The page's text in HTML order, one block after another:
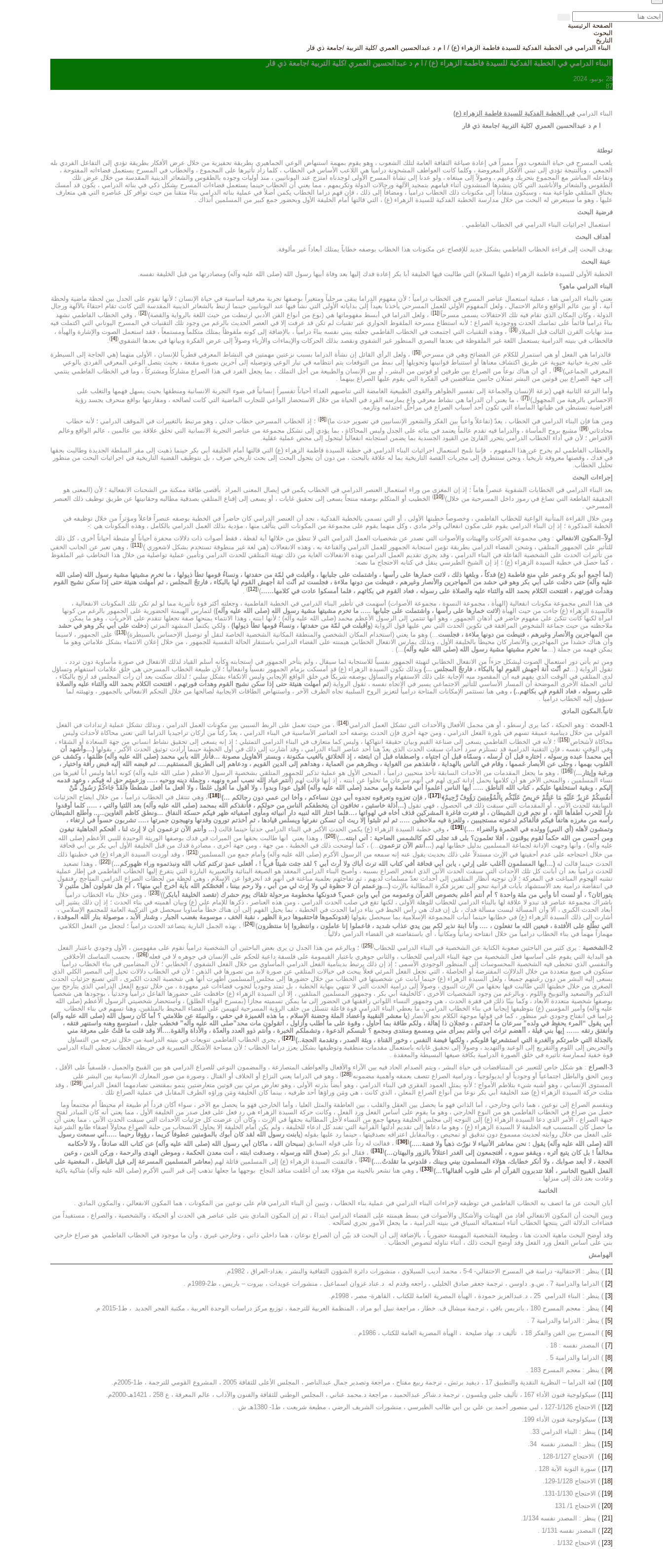
الصفحة الرئيسية
البحوث
التاريخ
البناء الدرامي في الخطبة الفدكية للسيدة فاطمة الزهراء (ع) / ا م د عبدالحسين العمري /كلية التربية /جامعة ذي قار
البناء الدرامي في الخطبة الفدكية للسيدة فاطمة الزهراء (ع) / ا م د عبدالحسين العمري /كلية التربية /جامعة ذي قار
28 يونيو، 2024
87
البناء الدرامي في الخطبة الفدكية للسيدة فاطمة الزهراء (ع)
ا م د عبدالحسين العمري /كلية التربية /جامعة ذي قار
توطئة
يلعب المسرح في حياة الشعوب دوراً مميزاً في إعادة صياغة الثقافة العامة لتلك الشعوب ، وهو يقوم بمهمة استنهاض الوعي الجماهيري بطريقة تحفيزية من خلال عرض الأفكار بطريقة تؤدي إلى التفاعل الفردي بله
الجمعي ، وبالنتيجة تؤدي إلى تبني الأفكار المعروضة ، وكلما كانت العواطف المشحونة درامياً هي اللاعب الأساس في الخطاب ، كلما زاد تأثيرها على المجموع ، والخطاب في المسرح يستعمل فضاءاته المفتوحة ،
وتفاعله المباشر مع المجموع بتحريك وعيهم ، وصولاً إلى مبتغاه ، ولو عدنا إلى نشأة المسرح الأولى لوجدناه امتزج عند اليونانيين ، منذ أوليات وجوده بالطقوس والشعائر الدينية المقدسة من خلال عرض تلك
الطقوس والشعائر والأناشيد التي كان ينشدها المنشدون أثناء قيامهم بتمجيد الآلهة ورجالات الدولة وتكريمهم ، مما يعني أن الخطاب حينما يستعمل فضاءات المسرح بشكل ذكي في بنائه الدرامي ، يكون قد أمسك
بخناق المتلقي طواعية منه ، وسيكون منقاداً إلى مكنونات ذلك الخطاب درامياً ، ومضافاً إلى ذلك ، فإن فهم دراما الخطاب يكمن أصلاً في عملية بنائه الدرامي بناءً متقناً من حيث توافر كل عناصره التي هي متعارف
عليها ، وهو ما سيتعرض له البحث من خلال مدارسة الخطبة الفدكية للسيدة الزهراء (ع) ، التي قالتها أمام الخليفة الأول وبحضور جمع كبير من المسلمين آنذاك .
فرضية البحث
استعمال اجرائيات البناء الدرامي في الخطاب الفاطمي .
أهداف البحث
يهدف البحث إلى قراءة الخطاب الفاطمي بشكل جديد للإفصاح عن مكنونات هذا الخطاب بوصفه خطاباً يمتلك أبعاداً غير مألوفة.
عينة البحث
الخطبة الأولى للسيدة فاطمة الزهراء (عليها السلام) التي طالبت فيها الخليفة أبا بكر إعادة فدك إليها بعد وفاة أبيها رسول الله (صلى الله عليه وآله) ومصادرتها من قبل الخليفة نفسه.
البناء الدرامي ماهو؟
نعني بالبناء الدرامي هنا ، عملية استعمال عناصر المسرح في الخطاب درامياً ؛ لأن مفهوم الدراما يبقى مرحلياً ومتغيراً بوصفها تجربة معرفية أساسية في حياة الإنسان ؛ لأنها تقوم على الجدل بين لحظة ماضية ولحظة
آنية ، أو بين عالم الواقع وعالم الاحتمال ، ولعل المفهوم الأولي للعمل المسرحي يأخذنا بعيداً إلى بداياته الأولى التي نشأ فيها عند اليونانيين حينما ارتبط بالشعائر الدينية المقدسة التي كانت تقام احتفاءً بالآلهة ورجال
الدولة ، وكان المكان الذي تقام فيه تلك الاحتفالات يسمى مسرحاً(
[1]
) ، ولعل الدراما في أبسط مفهوماتها هي (نوع من أنواع الفن الأدبي ارتبطت من حيث اللغة بالرواية والقصة)(
[2]
) ، وفي الخطاب الفاطمي نشهد
بناءً درامياً قائماً على تماسك الحدث ووجودية الصراع ؛ لأنه استطاع مسرحة الملفوظ الحواري عبر تقنيات لم تكن قد عرفت إلا في العصر الحديث بالرغم من وجود تلك التقنيات في المسرح اليوناني التي اكتملت فيه
منذ نهايات القرن الثالث قبل الميلاد(
[3]
) ، وهذه التقنيات التي اجتمعت في الخطاب الفاطمي جعلته يبني نفسه بناءً درامياً ، بالإضافة إلى كونه ملفوظاً يمتلك متكلماً ومستمعاً ، فقد استعمل الصوت والإشارة والهيأة ،
فالخطاب في بنيته الدرامية يستعمل اللغة غير الملفوظة في بعدها البصري المنظور غير الشفوي ونقصد بذلك الحركات والإيماءات والأزياء وصولاً إلى عرض الفكرة وبيانها في بعدها الشفوي(
[4]
)
.
فالدراما هي الفعل أو هي استمرار للكلام عن الفضائح وهي فن مسرحي(
[5]
) ، ولعل الرأي القائل إن نشأة الدراما بسبب نزعتين مهمتين في النشاط المعرفي فطرياً للإنسان ، الأولى منهما (هي الحاجة إلى السيطرة
على تجربة حياتية حيوية عن طريق اكتشاف معناها أو استنباط قوانينها وتحويلها إلى نمط من التوقعات يتم انتظامه في تيار الوعي وتوصيله إلى آخرين بصورة مقنعة ، بحيث يتصل الوعي المعرفي الفردي بالوعي
المعرفي الجماعي)(
[6]
) ، أي أن هناك نوعاً من الصراع بين طرفين أو قوتين من البشر ، أو بين الإنسان والطبيعة من أجل التملك ، بما يجعل الفرد في هذا الصراع مشاركاً ومشتركاً ، وما في الخطاب الفاطمي ينتمي
إلى جهة الصراع بين قوتين من البشر تمثلان جانبين متناقضين في الفكرة التي يقوم عليها الصراع بينهما .
وأما النزعة الثانية فهي (نزعة الإنسان والجماعة إلى تفسير الظواهر والقوى الطبيعية الغامضة التي تناصبهم العداء أحياناً تفسيراً إنسانياً في ضوء التجربة الانسانية ومنطقها بحيث يسهل فهمها والتغلب على
الاحساس بالرهبة من المجهول)(
[7]
) ، ما يعني أن الدراما هي نشاط معرفي واعٍ يمارسه الفرد في الحياة من خلال الاستحضار الواعي للتجارب الماضية التي كانت لصالحه ، ومقارنتها بواقع منحرف يجسد رؤية
افتراضية تستبطن في طياتها المأساة التي تكون أحد أسباب الصراع في مراحل احتدامه وتأزمه.
ومن هنا فإن البناء الدرامي في الخطاب ، يعدّ (تفاعلاً واعياً بين الفكر والشعور الإنسانيين في تصوير حدث ما)(
[8]
) ؛ إذ الخطاب المسرحي خطاب جدلي ، وهو مرتبط بالتغييرات في الموقف الدرامي ؛ لأنه خطاب
محادثاتي(
[9]
) مشبع بروح المأساة ، والدراما فيه تقدم عالماً يعتمد في بنائه على الجدل وليس المحاكاة ، بما يؤدي إلى تشكل مجموعة من عناصر التجربة الانسانية التي تخلق علاقة بين عالمين ، عالم الواقع وعالم
الافتراض ؛ لأن في أداء الخطاب الدرامي يتحرر القارئ من القيود الجسدية بما يضمن استجابته انفعالياً ليتحول إلى محض عملية عقلية.
والخطاب الفاطمي لم يخرج عن هذا المفهوم ، فإننا نلمح استعمال اجرائيات البناء الدرامي في خطبة السيدة فاطمة الزهراء (ع) التي قالتها أمام الخليفة أبي بكر حينما ذهبت إلى مقر السلطة الجديدة وطالبت بحقها
في فدك ، وقصتها معروفة تاريخياً ، ونحن سنتطرق إلى مجريات القصة التاريخية بما له علاقة بالبحث ، من دون أن يتحول البحث إلى بحث تاريخي صرف ، بل بتوظيف القضية التاريخية في اجرائيات البحث من منظور
تحليل الخطاب.
إجراءات البحث
يعد البناء الدرامي في الخطابات الشفوية عنصراً هاماً ؛ إذ إن المغزى من وراء استعمال العنصر الدرامي في الخطاب يكمن في إيصال المعنى المراد بأقصى طاقة ممكنة من الشحنات الانفعالية ؛ لأن (المعنى هو
الحقيقة القاطعة التي تصاغ في رموز داخل المسرحية من خلال)(
[10]
)
الخطيب أو المتكلم بوصفه منتجاً يسعى إلى تحقيق غايات ، أو يسعى إلى إقناع المتلقي بصدقية مطالبه وحقانيتها عن طريق توظيف ذلك العنصر
المسرحي .
ومن خلال القراءة المتأنية الواعية للخطاب الفاطمي ، وخصوصاً خطبتها الأولى ، أو التي تسمى بالخطبة الفدكية ، نجد أن العنصر الدرامي كان حاضراً في الخطبة بوصفه عنصراً فاعلاً ومؤثراً من خلال توظيفه في
الخطبة المذكورة ؛ إذ إن البناء الدرامي يقوم على مكون انفعالي وآخر مادي ، وكل منهما يقوم على مجموعة من المكونات التي يتألف منها ، مؤدية بذلك العمل الدرامي بالكامل ، وهذه المكونات هي :-
أولاً– المكون الانفعالي : وهي مجموعة الحركات والهيئات والأصوات التي تصدر عن شخصيات العمل الدرامي التي لا تنطق من خلالها أية لفظة ، فقط أصوات ذات دلالات محفزة أحياناً أو مثبطة أحياناً أخرى ، كل ذلك
للتأثير على الجمهور المتلقي ، وشحن الفضاء الدرامي بطريقة تؤمن استجابة الجمهور للعمل الدرامي والقناعة به ، وهذه الانفعالات (هي لغة غير منطوقة تستخدم بشكل لاشعوري )(
[11]
) ، وهي تعبر عن الجانب الخفي
من تأثيرات الحدث على الشخصية الفاعلة في البناء الدرامي ، وقد يجري تقديم العمل الدرامي بهذه الانفعالات الغاية من ذلك تهيئة المتلقي للحدث الدرامي وتأمين عملية تواصلية من خلال هذا التخاطب غير الملفوظ
، كما حصل في خطبة السيدة الزهراء (ع) ؛ إذ إن الشيخ الطبرسي ينقل في كتابه الاحتجاج ما نصه:
(لما أجمع أبو بكر وعمر على منع فاطمة (ع) فدكاً ، وبلغها ذلك ، لاثت خمارها على رأسها ، واشتملت على جلبابها ، وأقبلت في لمّة من حفدتها ، ونساءُ قومها تطأ ذيولها ، ما تخرم مشيتها مشية رسول الله (صلى الله
عليه وآله) حتى دخلت على أبي بكر وهو في حشد من المهاجرين والأنصار وغيرهم ، فنيطت من دونها ملاءة ، فجلست ثم أنّت أنة أجهش القوم لها بالبكاء ، فارتجّ المجلس ، ثم أمهلت هنيئة حتى إذا سكن نشيج القوم
وهدأت فورتهم ، افتتحت الكلام بحمد الله والثناء عليه والصلاة على رسوله ، فعاد القوم في بكائهم ، فلما أمسكوا عادت في كلامها……)
(
[12]
)
.
في هذا النص مجموعة مكونات انفعالية (الهيأة ، مجموعة النسوة ، مجموعة الأصوات) أسهمت في تأطير البناء الدرامي في الخطبة الفاطمية ، وجعلته أكثر قوة تأثيرية مما لو لم تكن تلك المكونات الانفعالية ،
فالسيدة الزهراء (ع) جاءت من حيث الهيأة (لاثت خمارها على رأسها ، واشتملت على جلبابها ….. ما تخرم مشيتها مشية رسول الله (صلى الله عليه وآله)) لتمارس الهيمنة الحضورية على الجمهور بالرغم من كونها
امرأة لكنها كانت تتكئ على مفهوم حاضر في أذهان الجمهور ، وهو أنها تنتمي إلى الرسول الأعظم محمد (صلى الله عليه وآله) ؛ لأنها ابنته ، وهذا الانتماء يمنحها صفة تجعلها تتقدم على الأخريات ، وهو ما يمكن
ملاحظته من حيث جماعة الشخوص المرافقة في تكوين الحدث التي نص عليها قول الرواية (وأقبلت في لمّة من حفدتها ، ونساءُ قومها تطأ ذيولها) ، ولكي يكتمل المشهد المرئي (دخلت على أبي بكر وهو في حشد
من المهاجرين والأنصار وغيرهم ، فنيطت من دونها ملاءة ، فجلست…) وهو ما يعني (استخدام المكان الشخصي والمنطقة المكانية الشخصية الخاصة لنقل أو توصيل الإحساس بالسيطرة)(
[13]
) على الجمهور ، لاسيما
وأن هناك حشداً من المهاجرين والأنصار كان محيطاً بالخليفة الأول ، وبذلك يمارس الانفعال الخطابي هيمنته على الفضاء الدرامي باستنفار الحالة النفسية للجمهور ، من خلال إعلان الانتماء بشكل علاماتي وهو ما
يمكن فهمه من جملة (…ما تخرم مشيتها مشية رسول الله (صلى الله عليه وآله)…) .
ومن ثم يأتي دور استعمال الصوت ليشكل جزءاً من الانفعال الخطابي لتهيئة الجمهور نفسياً للاستجابة لما سيقال ، ولم يتأخر الجمهور في استجابته وكأنه أسلم القياد لذلك الانفعال في صورة مأساوية دون تردد ،
تقول الرواية (…ثم أنّت أنة أجهش القوم لها بالبكاء ، فارتجّ المجلس …) وبذلك تكون السيدة الزهراء (ع) قد أمسكت بزمام الجمهور نفسياً وانفعالياً ؛ لأن طبيعة الخطاب المسرحي هي خلق علامات استفهام وتساؤل
لدى المتلقي في الوقت الذي يفهم فيه أن المقصود منه الإجابة على ذلك الاستفهام والتساؤل بوصفه شريكاً في خلق الواقع الإيجابي وليس الانكفاء بشكل سلبي ؛ لذلك سكتت بعد أن رأت المجلس قد ارتج بالبكاء ،
لتأتي الجملة الأخرى الموضحة أن المسار الأساسي للتأثير الاجتماعي يسير في الاتجاه نفسه ، تقول الرواية (ثم أمهلت هنيئة حتى إذا سكن نشيج القوم وهدأت فورتهم ، افتتحت الكلام بحمد الله والثناء عليه والصلاة
على رسوله ، فعاد القوم في بكائهم..) ، وهي هنا تستثمر الإمكانات المتاحة درامياً لتعزيز الروح السلبية تجاه الطرف الآخر ، واستنهاض الطاقات الايجابية لصالحها من خلال التحكم الانفعالي بالجمهور ، وتهيئته لما
سيؤول إليه الخطاب درامياً .
ثانياً.المكون المادي
1-الحدث
: وهو الحبكة ، كما يرى أرسطو ، أو هي مجمل الأفعال والأحداث التي تشكل العمل الدرامي(
[14]
) ، من حيث تعمل على الربط السببي بين مكونات العمل الدرامي ، وبذلك تشكل عملية ارتدادات في الفعل
القولي من خلال دينامية عميقة تسهم في بلورة الفعل الدرامي ، ومن جهة أخرى فإن الحدث بوصفه أحد العناصر الأساسية في البناء الدرامي ، يعدّ ركناً من أركان تراجيديا الدراما التي تعني محاكاة لأحداث وليس
محاكاة لأشخاص(
[15]
) ؛ لأنه في الخطاب الفاطمي يسعى إلى صناعة القيم وبيان حقيقة انتهاكها ، وليس كما متعارف في البناء الدرامي التمثيلي ؛ إذ إنه يسعى إلى تحقيق نشاط انساني من جهة السعادة أو الشقاء ،
وفي الوقت نفسه ، فإن التقنية الدرامية قد تستلزم سرد أحداث سبقت الحدث الذي يعدّ هنا أحد عناصر البناء الدرامي ، وقد أشارت إلى ذلك في أول الخطبة حينما أرادت توثيق الحدث الأكبر ، بقولها (…وأشهد أن
أبي محمداً عبده ورسوله ، اختاره قبل أن أرسله ، وسمّاه قبل أن اجتباه ، واصطفاه قبل أن ابتعثه ، إذ الخلائق بالغيب مكنونة ، وبستر الأهاويل مصونة …فأنار الله بأبي محمد (صلى الله عليه وآله) ظُلمَها ، وكشف عن
القلوب بهمها ، وجلى عن الأبصار غممها ، وقام في الناس بالهداية ، فأنقذهم من الغواية ، وبصّرهم من العماية ، وهداهم إلى الدين القويم ، ودعاهم إلى الطريق المستقيم…. ثم قبضه الله إليه قبض رأفة واختيار ،
ورغبة وإيثار…)
(
[16]
) ، وهو ما يجعل المقدمات من الأحداث السابقة تأخذ منحيين درامياً ، المنحى الأول هو عملية تذكير للجمهور المتلقي بشخصية الرسول الأعظم ( صلى الله عليه وآله) كونه أباها وليس أباً لغيرها من
نساء المسلمين ، والمنحى الآخر هو أن كلامها يحمل إدانة كبرى لهم في أنهم سرعان ما تخلوا عن ابنته ، إذ إنها قالت لهم (أنتم عباد الله نصب أمره ونهيه ، وحملة دينه ووحيه ،…. وزعمتم حق له فيكم ، وعهد قدمه
إليكم ، وبقية استخلفها عليكم ، كتاب الله الناطق ….. أيها الناس اعلموا أني فاطمة وأبي محمد (صلى الله عليه وآله) أقول عوداً وبدواً ، ولا أقول ما أقول غلطاً ، ولا أفعل ما أفعل شططاً ﴿لَقَدْ جَاءكُمْ رَسُولٌ مِّنْ
أَنفُسِكُمْ عَزِيزٌ عَلَيْهِ مَا عَنِتُّمْ حَرِيصٌ عَلَيْكُم بِالْمُؤْمِنِينَ رَؤُوفٌ رَّحِيمٌ﴾(
[17]
) ، فإن تعزوه وتعرفوه تجدوه أبي دون نساءكم ، وأخا ابن عمي دون رجالكم …)(
[18]
)، وهي تنتقل في الخطاب درامياً ، من خلال ايضاح الجزئيات
السابقة للحدث الآني ، أو المقدمات التي سبقت ذلك في الحصول ، فهي تقول (…أذلة خاسئين ، تخافون أن يتخطفكم الناس من حولكم ، فأنقذكم الله بمحمد (صلى الله عليه وآله) بعد اللتيا والتي ، ….. كلما أوقدوا
ناراً للحرب أطفأها الله ، أو نجم قرن الشيطان ، أو فغرت فاغرة المشركين قذف أخاه في لهواتها ،…فلما اختار الله لنبيه دار أنبيائه ومأوى أصفيائه ظهر فيكم حسكة النفاق …ونطق كاظم الغاوين….. وأطلع الشيطان
رأسه من مغرزه هاتفاً فيكم فألفاكم لدعوته مستجيبين ، وللعزة فيه ملاحظين ….. ثم لم تلبثوا إلا ريث أن تسكن نفرتها ويسلس قيادها ، ثم أخذتم تورون وقدتها وتهيجون جمرتها ،…. تشربون حسواً في ارتغاء ،
وتمشون لأهله (أي النبي) وولده في الخمرة والضراء ….)(
[19]
) ، وفي خطبة السيدة الزهراء (ع) يكمن الحدث الأكبر في البناء الدرامي حدثياً حينما قالت (… وأنتم الآن تزعمون أن لا إرث لنا ، أفحكم الجاهلية تبغون
ومن أحسن من الله حكماً لقوم يوقنون ، أفلا تعلمون؟ بلى قد تجلى لكم كالشمس الضاحية : أني ابنته…)
(
[20]
) ، وهذا يعني أنها طالبت بحقها من الميراث في فدك بوصفها الوريثة الوحيدة للنبي الأعظم (صلى الله
عليه وآله) ، وأنها وجهت الإدانة لجماعة المسلمين بدليل خطابها لهم (…أنتم الآن تزعمون…) ، كما أوضحت ذلك في الخطبة ، من جهة ، ومن جهة أخرى ، مصادرة فدك من قبل الخليفة الأول أبي بكر بن أبي قحافة
من خلال احتجاجه على عدم أحقيتها في الإرث مستدلاً على ذلك بحديث يقول عنه إنه سمعه من الرسول الأكرم (صلى الله عليه وآله) وأمام جمع من المسلمين(
[21]
) ، وقد أوردت السيدة الزهراء (ع) في خطبتها ذلك
الحدث حينما قالت له (…أيها المسلمون أأغلب على إرثي ، يابن أبي قحافة أفي كتاب الله ترث أباك ولا أرث أبي ؟ لقد جئت شيئاً فرياً ! ، أفعلى عمدٍ تركتم كتاب الله ونبذتموه وراء ظهوركم…)
(
[22]
) ، وهذا تصعيد
للحدث درامياً بعد أن أبانت كل تلك الأحداث التي سبقت الحدث الآني الذي انفجر الصراع بسببه ، وأصبح البناء الدرامي المعقد هو الصيغة البنائية والتعبيرية البارزة التي يتفرع إليها الخطاب الفاطمي في إطار عملية
تشبه الهجوم المباغت في المعركة ؛ لأن توجيه أنظار المتلقين إلى أحداث تعدّ مسلمات لديهم ، ثم تفاجئهم بعلمية مباغتة في أنهم قد انحرفوا عن الإسلام ، وهي لحظة من لحظات الصراع الدرامي المتأجج ، فتقول
في انتفاضة درامية بعد الاستشهاد بآيات قرآنية تنحو إلى تعزيز فكرة المطالبة بالإرث (…وزعمتم أن لا حظوة لي ولا إرث لي من أبي ، ولا رحم بيننا ، أفخصّكم الله بآية أخرج أبي منها؟ ، أم هل تقولون أهل ملّتين لا
يتوراثان؟ ، أو لست أنا وأبي من ملة واحدة ؟ أم أنتم أعلم بخصوص القرآن وعمومه من أبي وابن عمي؟ فدونكها مخطومة مرحولة تلقاك يوم حشرك (تقصد الخليفة أبابكر ))
(
[23]
) ، ومن خلال بناء الخطاب درامياً
باشراك مجموعة عناصر قد تبدو لا علاقة لها بالبناء الدرامي للخطاب للوهلة الأولى ، لكنها تقع في صلب الحدث الدرامي ، ومن هذه العناصر ، ذكرها للإمام علي (ع) وبيان أهميته في بناء الحدث ؛ إذ إن ذلك يشير إلى
أبعاد الحدث الكبرى ، ألا وأن المسألة ليست مسألة فدك ، بل إن فدك هي رأس الخيط في بناء دراما الحدث في الخطبة ، بما يحيل الفهم إلى أن هناك خطأ مأساوياً سيحصل في التركيبة العامة للمجتمع الإسلامي ،
أشارت إلى ذلك السيدة الزهراء (ع) في خطابها حينما أنبأت المجموعة الإسلامية بما سيحصل بقولها (فدونكموها فاحتقبوها دبرة الظهر ، نقبة الخف ، موسومة بغضب الجبار ، وشنار الأبد ، موصولة بنار الله الموقدة ،
التي تطّلع على الأفئدة ، فبعين الله ما تفعلون ، …. وأنا ابنة نذير لكم بين يدي عذاب شديد ، فاعملوا إنا عاملون ، وانتظروا إنا منتظرون)
(
[24]
) ، بهذه الجمل النارية يتصاعد الحدث درامياً ؛ لتجعل من الفعل الكلامي
مهمازاً مهماً في بناء الخطاب درامياً من خلال انفتاحه زمانياً ومكانياً ، أي باستفاضته في الفضاء الدرامي دلالياً .
2-الشخصية
: يرى كثير من الباحثين صعوبة الكتابة عن الشخصية في البناء الدرامي للخطاب(
[25]
) ؛ وبالرغم من هذا الجدل ن يرى بعض الباحثين أن الشخصية درامياً تقوم على مفهومين ، الأول وجودي باعتبار الفعل
هو البداية التي يقوم على أساسها فعل الشخصية من جهة البناء الدرامي للخطاب ، والثاني جوهري باعتبار القيمومة على فلسفة داعية للحكم على الإنسان في جوهره لا في فعله(
[26]
) ، بحسب التماسك الأخلاقي
والنفسي الذي تتخطى فيه الشخصية المحسوسات إلى المنظور الوجودي الأسمى ؛ إذ إن ذلك يرتبط بدينامية الفعل الدرامي المأساوي من خلال الفعل الشفوي / الخطابي ؛ لأن المضامين في بناء الخطاب درامياً
ستكون في صيغ متعددة من خلال الدلالات المفترضة أو الحاصلة ، التي تجعل الفعل المرئي فعلاً يبحث في خيالات المتلقي عن صورة لابد من تصورها في الذهن ؛ لأن في الخطاب دلالات تحيل إلى المصير الكلي الذي
يسعى إليه البشر من دون رغبتهم جميعاً ، ولعل السيدة الزهراء (ع) حينما أبانت عن شخصيتها في الخطاب من خلال حضورها إلى مجلس المسلمين أظهرت أنها هي شخصية الحدث الكبرى ، التي تصنع جزئيات الحدث
الصغرى من خلال خطبتها التي طالبت فيها بحقها من الإرث النبوي ، وصولاً إلى درامية الحدث التي لا تنتهي بنهاية الخطبة ، بل تمتد وجودياً لتجوب فضاءات غير معهودة ، من خلال تنويع الفعل الدرامي الذي يتأرجح بين
التذكير والتصعيد والتوبيخ واللوم ، وبالرغم من وجود الشخصيات الأخرى ، كالخليفة أبي بكر ، وجمهور المسلمين المتلقين ، إلا أن السيدة الزهراء (ع) حافظت على حضورها الفاعل درامياً وحدثياً ، بوجودها هي شخصياً
بوصفها شخصية متعددة الأبعاد ، وكما بينّا ذلك في فقرة الحدث ، هي وجمهور النساء اللواتي رافقنها في الحضور إلى ما يمكن تسميته مجازاً (بمسرح الهواء الطلق) ، واستحضار شخصيتي الرسول الأعظم (صلى الله
عليه وآله) وأمير المؤمنين (ع) بتوظيفها إيجابياً في بناء الخطاب الدرامي ، ما يعطي البناء الدرامي قوة فاعلة تتسلل من خلف الرؤية المسرحية لتهيمن على الفضاء المحيط بالمتلقين، وهنا تسهم في بناء الخطاب
درامياً في انفتاح وجودي غير منظور ، كما في قولها موجهة الكلام نحو الأنصار (يا معشر النقيبة وأعضاد الملة وحضنة الإسلام ، ما هذه الغميزة في حقي ، والسِنَة عن ظلامتي ؟ أما كان رسول الله (صلى الله عليه وآله)
أبي يقول “المرء يحفظ في ولده” سرعان ما أحدثتم ، وعجلان ذا إهالة ، ولكم طاقة بما أحاول ، وقوة على ما أطلب وأزاول ، أتقولون مات محد”صلى الله عليه وآله” فخطب جليل ، استوسع وهنه واستنهر فتقه ،
وانفتق رتقه …… إيهاً بني قيلة ، أأهضم تراث أبي وأنتم بمرأى مني ومسمع ومنتدى ومجمع ؟ تلبسكم الدعوة ، وتشملكم الخبرة ، وأنتم ذوو العدد والعدّة ، والأداة والقوة….ألا وقد قلت ما قلتُ على معرفة مني
بالجذلة التي خامرتكم والغدرة التي استشعرتها قلوبكم ، ولكنها فيضة النفس ، وخور القناة ، وبثة الصدر ، وتقدمة الحجة..)(
[27]
) ، يجري الخطاب الفاطمي تنويعات في بنيته الدرامية من خلال تدرجه من التساؤل
والتحريض إلى اللوم والتقريع إلى الوعيد والتهديد ، وصولاً إلى تحقيق غاياته باستعمال مقدمات منطقية وتوظيفها بشكل يعزز دراما الخطاب ؛ لأن مساحة الأشكال التعبيرية في خريطة الخطاب تعطي البناء الدرامي
قوة خفية لممارسة تأثيره في خلق الصورة الدرامية بكافة صيغها البسيطة والمعقدة .
3-الصراع
: هو شكل خاص للتعبير عن المتناقضات في حياة البشر ، ويتم الصدام الحاد فيه بين الآراء والأفعال والعواطف المتصارعة ، والمضمون النوعي للصراع الدرامي هو بين القبيح والجميل ، فلسفياً على الأقل ،
وبين الحق والباطل اجتماعياً أو وجودياً أو ايديولوجياً ، ودرامية الصراع تتصف بعمقه وأهمية مضمونه(
[28]
) ، وهو في الدراما يعني النزاع أو الخلاف أو القتال ، وصورة من صور المعارك الإنسانية بين البشر على
المستوى الإنساني ، وهو أشبه شيء بتلاطم الأمواج ؛ لأنه يمثل العمود الفقري في البناء الدرامي ، وهو أيضاً بذرته الأولى ، وهو تعارض مرئي بين قوتين متعارضتين ينمو بمقتضى تصادمهما الفعل الدرامي(
[29]
) ، وقد
مثلت حركة السيدة الزهراء (ع) ضد الخليفة أبي بكر نوعاً من أنواع الصراع المعلن ، الذي كانت ، هي ومَن وراؤها أحد طرفيه ، بينما كان الخليفة ومَن وراؤه الطرف المقابل في عملية الصراع تلك .
وينقسم الصراع إلى نوعين ، هما ذاتي وخارجي ، أما الذاتي فهو ما يحصل بين العقل والقلب ، بين العاطفة والمثل العليا ، وأما الخارجي فهو ما يحصل مع الآخر ، سواء أكان فرداً أم طبيعة أم محيطاً أم مجتمعاً وما
حصل من صراع في الخطاب الفاطمي هو من النوع الخارجي ، وهو ما يقوم على أساس الفعل ورد الفعل ، وكانت حركة السيدة الزهراء هي رد فعل على فعل صدر من الخليفة الأول ، مما يعني أنه كان المبادر لفتح
جبهة الصراع ، الأمر الذي دعا السيدة الزهراء (ع) إلى التوجه إلى مجلس الخليفة ومعها جمع من النساء لأجل المطالبة بحقها في الإرث ، وكان أن عرضت كل جزئيات الأحداث التي سبقت الحدث الآني ، مما يعني أن
ما حصل كان المتسبب فيه الخليفة لا السيدة الزهراء (ع) ، وهو ما دعاها إلى تقديم أدلتها القرآنية التي تفند كل ادعاء للخليفة ، ولم يكن أمام الخليفة إلا يحاول الانسحاب من حلبة الصراع محاولاً اضفاء طابع الشرعية
على الفعل من خلال روايته لحديث مسموع دون تدقيق أو تمحيص ، وبالمقابل اعترافه بصدقيتها ، حينما رد عليها بقوله (يابنت رسول الله لقد كان أبوك بالمؤمنين عطوفاَ كريما ، رؤوفاً رحيما …..أني سمعت رسول
الله (صلى الله عليه وآله) يقول : نحن معاشر الأنبياء لا نورّث ذهباً ولا فضة…..)(
[30]
) ، فقالت له رداً على قوله السابق (سبحان الله ، ماكان أبي رسول الله (صلى الله عليه وآله) عن كتاب الله صادفاً ، ولا لأحكامه
مخالفاً ! بل كان يتبع أثره ، ويقفو سوره ، أفتجمعون إلى الغدر اعتلالاً بالزور والبهتان…)(
[31]
) ، فقال أبو بكر (صدق الله ورسوله ، وصدقت ابنته ، أنت معدن الحكمة ، وموطن الهدى والرحمة ، وركن الدين ، وعين
الحجة ، لا أبعد صوابك ، ولا أنكر خطابك، هؤلاء المسلمون بيني وبينك ، قلدوني ما تقلدتُ….)(
[32]
) ، فالتفتت السيدة الزهراء (ع) إلى المسلمين قائلة لهم (معاشر المسلمين المسرعة إلى قيل الباطل ، المغضية على
الفعل القبيح الخاسر ، أفلا تتدبرون القرآن أم على قلوب أقفالها؟…)(
[33]
) ، وهي هنا تشعر بالخيبة من هؤلاء بعد أن أغلقت منافذ النجاح بوجهها ما جعلها تذهب إلى قبر النبي الأكرم (صلى الله عليه وآله) شاكية باكية
وعادت بعد ذلك إلى منزلها .
الخاتمة
أبان البحث عن ما اتصف به الخطاب الفاطمي في توظيفه لإجراءات البناء الدرامي في عملية بناء الخطاب ، وتبين أن البناء الدرامي قام على نوعين من المكونات ، هما المكون الانفعالي ، والمكون المادي .
وبين البحث أن المكون الانفعالي أفاد من الهيئات والأشكال والأصوات في بسط هيمنته على الفضاء الدرامي ابتداءً ، ثم إن المكون المادي بني على عناصر هي الحدث أو الحبكة ، والشخصية ، والصراع ، مستفيداً من
فضاءات الدلالة التي ينتجها الخطاب أثناء استعماله السياق في بنيته الدرامية ، ما يجعل الأمور تجري لصالحه .
وقد أوضح البحث ماهية الحدث هنا ، وطبيعة الشخصية المهيمنة حضورياً ، بالإضافة إلى أن البحث قد بيّن أن الصراع نوعان ، هما داخلي ذاتي ، وخارجي غيري ، وأن ما موجود في الخطاب الفاطمي هو صراع خارجي
بني على أساس الفعل ورد الفعل وقد أوضح البحث ذلك ، أثناء تناوله لنصوص الخطاب .
الهوامش
[1]
) ينظر : الاحتفالية- دراسة في المسرح الاحتفالي- 4-5 ، محمد أديب السيلاوي ، منشورات دائرة الشؤون الثقافية والنشر ، بغداد-العراق ، 1982م.
[2]
) الدراما والدرامية 7 ، س.و. داوسن ، ترجمة جعفر صادق الخليلي ، راجعه وقدم له د.عناد غزوان اسماعيل ، منشورات عويدات ، بيروت – باريس ، ط2-1989م .
[3]
) ينظر : البناء الدرامي 25 ، د.عبدالعزيز حمودة ، الهيأة المصرية العامة للكتاب ، القاهرة- مصر ، 1998م.
[4]
) ينظر : معجم المسرح 180 ، باتريس بافي ، ترجمة ميشال ف. خطار ، مراجعة نبيل أبو مراد ، المنظمة العربية للترجمة ، توزيع مركز دراسات الوحدة العربية ، مكتبة الفجر الجديد ، ط1-2015 م.
[5]
) ينظر : الدراما والدرامية 7 .
[6]
) المسرح بين الفن والفكر 18 ، تأليف د. نهاد صليحة ، الهيأة المصرية العامة للكتاب ، 1986م .
[7]
) المصدر نفسه : 18 .
[8]
) الدراما والدرامية 5 .
[9]
) ينظر : معجم المسرح 183 .
[10]
) لغة الدراما – النظرية النقدية والتطبيق 17 ، ديفيد برتش ، ترجمة ربيع مفتاح ، مراجعة وتصدير جمال عبدالناصر ، المجلس الأعلى للثقافة 2005 ، المشروع القومي للترجمة ، ط1-2005م.
[11]
) سيكولوجية فنون الأداء 167 ، تأليف جلين ويلسون ، ترجمة د.شاكر عبدالحميد ، مراجعة د.محمد عناني ، المجلس الوطني للثقافة والفنون والآداب ، عالم المعرفة ، ع 258 ، 1421هـ-2000م.
[12]
) الاحتجاج 1/126-127 ، لبي منصور أحمد بن علي بن أبي طالب الطبرسي ، منشورات الشريف الرضي ، مطبعة شريعت ، ط1- 1380هـ ش .
[13]
) سيكولوجية فنون الأداء 199.
[14]
) ينظر : البناء الدرامي 33.
[15]
) ينظر : المصدر نفسه 34.
[16]
) الاحتجاج 1/127-128 .
[17]
) سورة التوبة الآية 128 .
[18]
) الاحتجاج 1/128-129.
[19]
) الاحتجاج 1/130-131.
[20]
) الاحتجاج 1/ 131
[21]
) ينظر : المصدر نفسه 1/134.
[22]
) المصدر نفسه 1/131 .
[23]
) الاحتجاج 1/132 .